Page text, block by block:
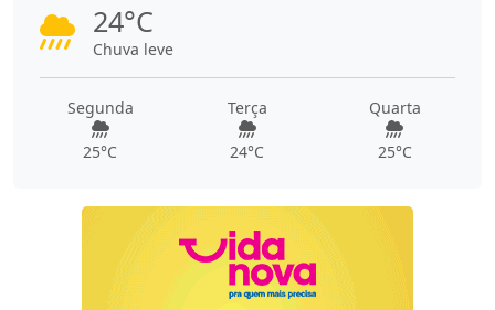
24°C
Chuva leve
Segunda
25°C
Terça
24°C
Quarta
25°C